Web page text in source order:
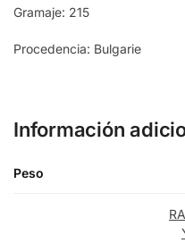
PINE GREEN
SUNNY YELLOW
Gramaje: 215
Procedencia: Bulgarie
Información
Peso